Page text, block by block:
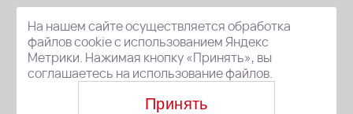
52-8, Kosmodamianskaya nab., Moscow, 115054, Russia
На нашем сайте осуществляется обработка
файлов cookie с использованием Яндекс
Метрики. Нажимая кнопку «Принять», вы
соглашаетесь на использование файлов.
Принять